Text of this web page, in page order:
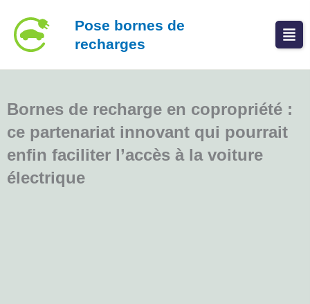
contenu
Pose bornes de
recharges
Bornes de recharge en copropriété :
ce partenariat innovant qui pourrait
enfin faciliter l’accès à la voiture
électrique